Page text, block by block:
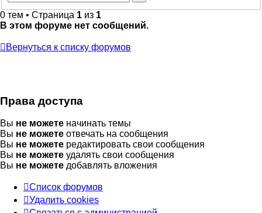
0 тем • Страница 1 из 1
В этом форуме нет сообщений.
Вернуться к списку форумов
Права доступа
Вы не можете начинать темы
Вы не можете отвечать на сообщения
Вы не можете редактировать свои сообщения
Вы не можете удалять свои сообщения
Вы не можете добавлять вложения
Список форумов
Удалить cookies